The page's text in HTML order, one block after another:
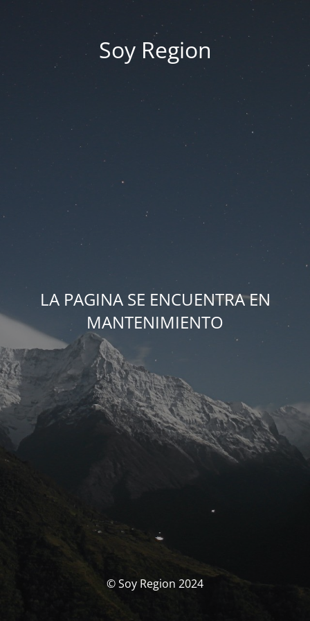
Soy Region
LA PAGINA SE ENCUENTRA EN
MANTENIMIENTO
© Soy Region 2024